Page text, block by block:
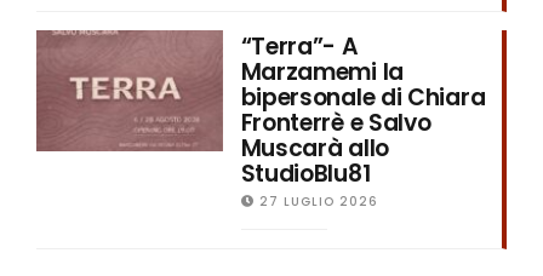
“Terra”- A
Marzamemi la
bipersonale di Chiara
Fronterrè e Salvo
Muscarà allo
StudioBlu81
27 LUGLIO 2026